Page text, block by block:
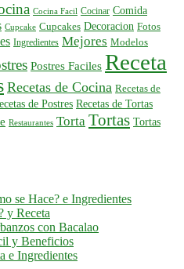
Cocina Facil Cocinar Comida
Cupcake Cupcakes Decoracion Fotos
Ingredientes Mejores Modelos
Postres Faciles Receta
Recetas de Cocina Recetas de
de Postres Recetas de Tortas
Restaurantes Torta Tortas Tortas
se Hace? e Ingredientes
y Receta
con Bacalao
y Beneficios
e Ingredientes